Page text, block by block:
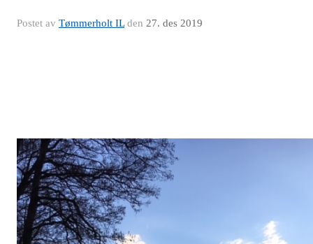
Postet av Tømmerholt ILden 27. des 2019